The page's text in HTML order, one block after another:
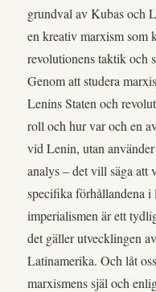
grundval av Kubas och
en kreativ marxism som
revolutionens taktik och
Genom att studera
Lenins Staten och
roll och hur var och en
vid Lenin, utan
analys – det vill säga att
specifika förhållandena
imperialismen är ett
det gäller utvecklingen
Latinamerika. Och låt
marxismens själ och